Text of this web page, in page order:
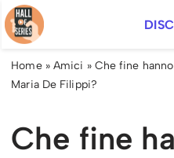
Vai
al
contenuto
Home» Amici » Che fine
Maria De Filippi?
Che fine